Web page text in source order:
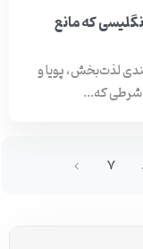
که مانع
لذت‌بخش، پویا و
شرطی که...
7